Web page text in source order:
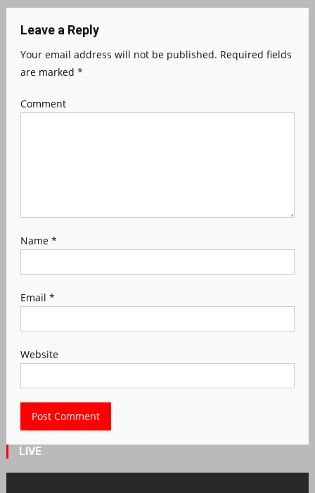
Leave a Reply
Your email address will not be published. Required fields
are marked *
Comment
Name *
Email *
Website
LIVE